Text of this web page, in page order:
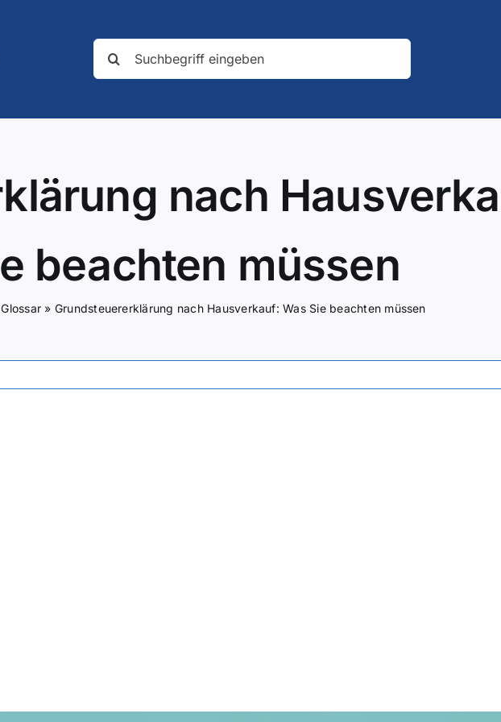
Suche
nach:
nach
beachten müssen
Glossar » Grundsteuererklärung nach Hausverkauf: Was Sie beachten müssen